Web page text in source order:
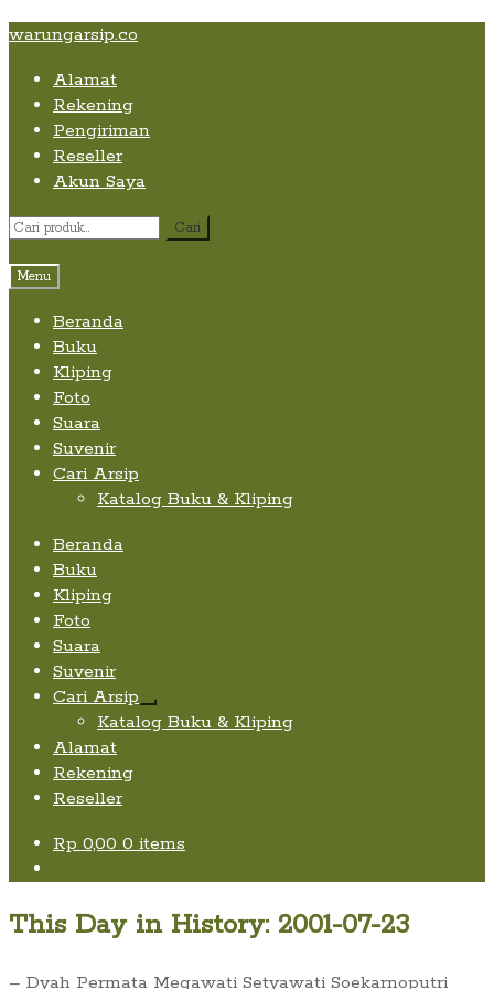
Skip
content
Skip
navigation
Skip
content
warungarsip.co
Alamat
Rekening
Pengiriman
Reseller
Akun Saya
Pencarian
Cari
Menu
Beranda
Buku
Kliping
Foto
Suara
Suvenir
Cari Arsip
Katalog Buku & Kliping
Beranda
Buku
Kliping
Foto
Suara
Suvenir
Cari Arsip
Expand
child
Katalog Buku & Kliping
Alamat
Rekening
Reseller
Rp 0,00 0 items
This Day in History: 2001-07-23
– Dyah Permata Megawati Setyawati Soekarnoputri